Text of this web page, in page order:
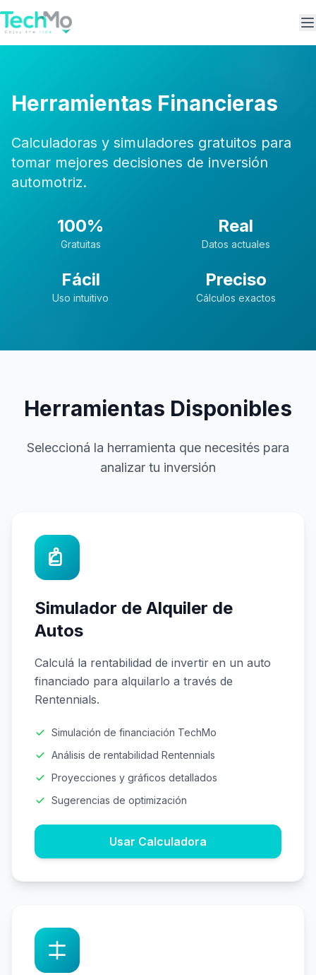
Herramientas Financieras
Calculadoras y simuladores gratuitos para
tomar mejores decisiones de inversión
automotriz.
100%
Gratuitas
Real
Datos actuales
Fácil
Uso intuitivo
Preciso
Cálculos exactos
Herramientas Disponibles
Seleccioná la herramienta que necesités para
analizar tu inversión
Simulador de Alquiler de
Autos
Calculá la rentabilidad de invertir en un auto
financiado para alquilarlo a través de
Rentennials.
Simulación de financiación TechMo
Análisis de rentabilidad Rentennials
Proyecciones y gráficos detallados
Sugerencias de optimización
Usar Calculadora